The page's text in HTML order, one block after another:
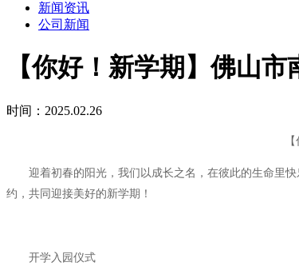
新闻资讯
公司新闻
【你好！新学期】佛山
时间：2025.02.26
【你
迎着初春的阳光，我们以成长之名，在彼此的生命里快
约，共同迎接美好的新学期！
开学入园仪式